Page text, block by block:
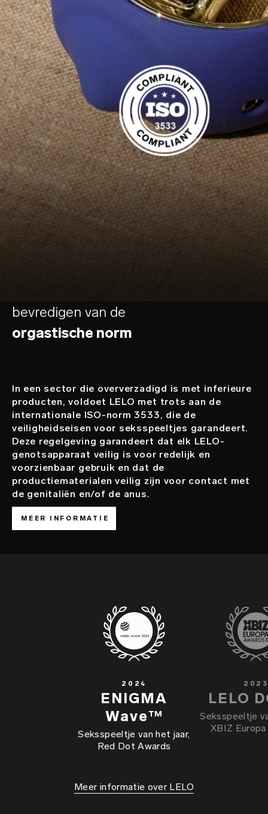
bevredigen van de
orgastische norm
In een sector die oververzadigd is met inferieure
producten, voldoet LELO met trots aan de
internationale ISO-norm 3533, die de
veiligheidseisen voor seksspeeltjes garandeert.
Deze regelgeving garandeert dat elk LELO-
genotsapparaat veilig is voor redelijk en
voorzienbaar gebruik en dat de
productiematerialen veilig zijn voor contact met
de genitaliën en/of de anus.
MEER INFORMATIE
2024
ENIGMA
Wave™
Seksspeeltje van het jaar,
Red Dot Awards
2023
LELO
Seksspeeltje
XBIZ
Meer informatie over LELO
genotsheld